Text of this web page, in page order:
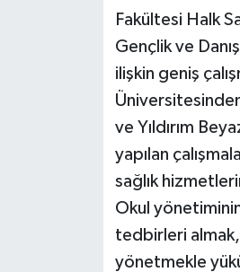
Fakültesi Halk
Gençlik ve
ilişkin geniş
ve Yıldırım
yapılan
sağlık
Okul
tedbirleri almak,
yönetmekle